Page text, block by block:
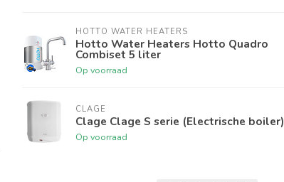
HOTTO WATER HEATERS
Hotto Water Heaters Hotto Quadro
Combiset 5 liter
Op voorraad
CLAGE
Clage Clage S serie (Electrische boiler)
Op voorraad